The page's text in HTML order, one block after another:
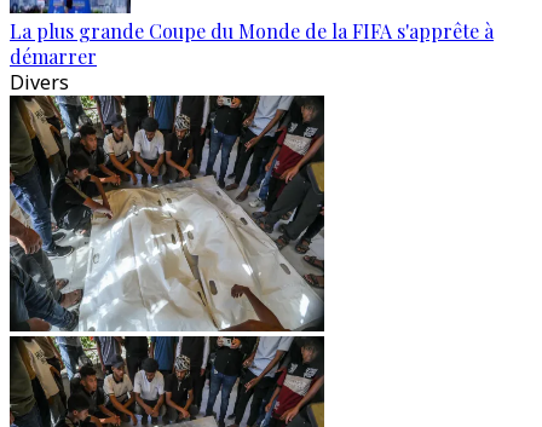
La plus grande Coupe du Monde de la FIFA s'apprête à
démarrer
Divers